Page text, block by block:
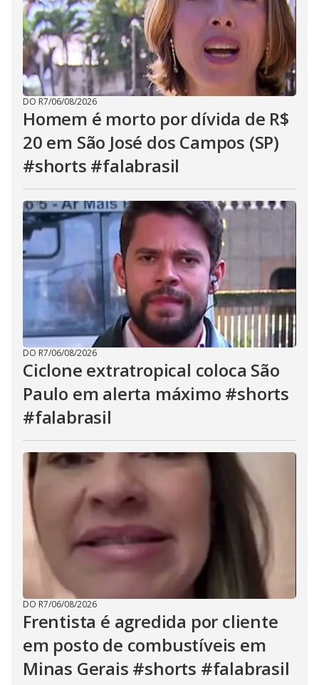
DO R7/06/08/2026
Homem é morto por dívida de R$
20 em São José dos Campos (SP)
#shorts #falabrasil
DO R7/06/08/2026
Ciclone extratropical coloca São
Paulo em alerta máximo #shorts
#falabrasil
DO R7/06/08/2026
Frentista é agredida por cliente
em posto de combustíveis em
Minas Gerais #shorts #falabrasil